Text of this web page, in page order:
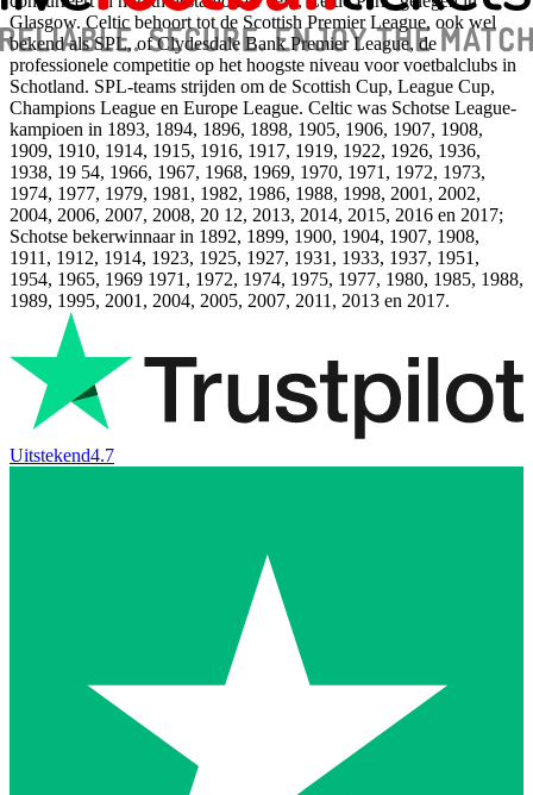
Glasgow. Celtic behoort tot de Scottish Premier League, ook wel
bekend als SPL, of Clydesdale Bank Premier League, de
professionele competitie op het hoogste niveau voor voetbalclubs in
Schotland. SPL-teams strijden om de Scottish Cup, League Cup,
Champions League en Europe League. Celtic was Schotse League-
kampioen in 1893, 1894, 1896, 1898, 1905, 1906, 1907, 1908,
1909, 1910, 1914, 1915, 1916, 1917, 1919, 1922, 1926, 1936,
1938, 19 54, 1966, 1967, 1968, 1969, 1970, 1971, 1972, 1973,
1974, 1977, 1979, 1981, 1982, 1986, 1988, 1998, 2001, 2002,
2004, 2006, 2007, 2008, 20 12, 2013, 2014, 2015, 2016 en 2017;
Schotse bekerwinnaar in 1892, 1899, 1900, 1904, 1907, 1908,
1911, 1912, 1914, 1923, 1925, 1927, 1931, 1933, 1937, 1951,
1954, 1965, 1969 1971, 1972, 1974, 1975, 1977, 1980, 1985, 1988,
1989, 1995, 2001, 2004, 2005, 2007, 2011, 2013 en 2017.
Uitstekend4.7